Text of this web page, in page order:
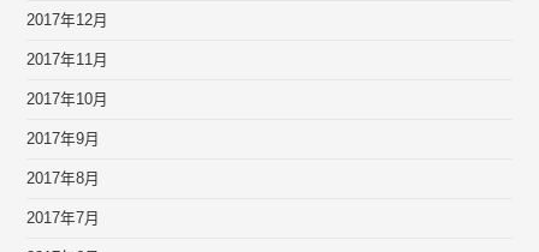
2017年12月
2017年11月
2017年10月
2017年9月
2017年8月
2017年7月